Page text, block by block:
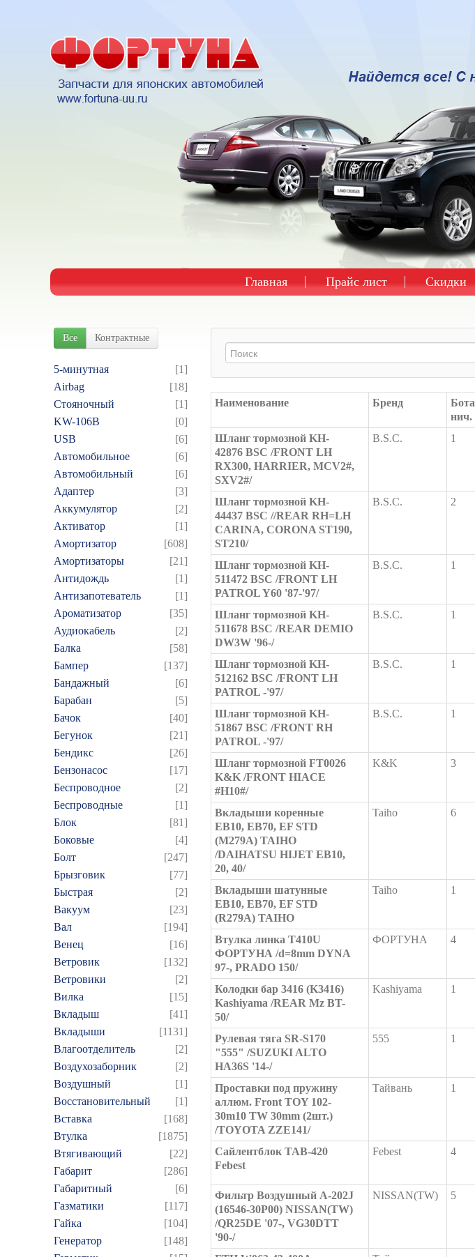
Главная Прайс лист Скидки
Все Контрактные
5-минутная
[1]
Airbag
[18]
Cтояночный
[1]
KW-106B
[0]
USB
[6]
Автомобильное
[6]
Автомобильный
[6]
Адаптер
[3]
Аккумулятор
[2]
Активатор
[1]
Амортизатор
[608]
Амортизаторы
[21]
Антидождь
[1]
Антизапотеватель
[1]
Ароматизатор
[35]
Аудиокабель
[2]
Балка
[58]
Бампер
[137]
Бандажный
[6]
Барабан
[5]
Бачок
[40]
Бегунок
[21]
Бендикс
[26]
Бензонасос
[17]
Беспроводное
[2]
Беспроводные
[1]
Блок
[81]
Боковые
[4]
Болт
[247]
Брызговик
[77]
Быстрая
[2]
Вакуум
[23]
Вал
[194]
Венец
[16]
Ветровик
[132]
Ветровики
[2]
Вилка
[15]
Вкладыш
[41]
Вкладыши
[1131]
Влагоотделитель
[2]
Воздухозаборник
[2]
Воздушный
[1]
Восстановительный
[1]
Вставка
[168]
Втулка
[1875]
Втягивающий
[22]
Габарит
[286]
Габаритный
[6]
Газматики
[117]
Гайка
[104]
Генератор
[148]
Наименование Бренд
Бота
нич.
Шланг тормозной KH-
42876 BSC /FRONT LH
RX300, HARRIER, MCV2#,
SXV2#/
B.S.C. 1
Шланг тормозной KH-
44437 BSC //REAR RH=LH
CARINA, CORONA ST190,
ST210/
B.S.C. 2
Шланг тормозной KH-
511472 BSC /FRONT LH
PATROL Y60 '87-'97/
B.S.C. 1
Шланг тормозной KH-
511678 BSC /REAR DEMIO
DW3W '96-/
B.S.C. 1
Шланг тормозной KH-
512162 BSC /FRONT LH
PATROL -'97/
B.S.C. 1
Шланг тормозной KH-
51867 BSC /FRONT RH
PATROL -'97/
B.S.C. 1
Шланг тормозной FT0026
K&K /FRONT HIACE
#H10#/
K&K 3
Вкладыши коренные
EB10, EB70, EF STD
(M279A) TAIHO
/DAIHATSU HIJET EB10,
20, 40/
Taiho 6
Вкладыши шатунные
EB10, EB70, EF STD
(R279A) TAIHO
Taiho 1
Втулка линка T410U
ФОРТУНА /d=8mm DYNA
97-, PRADO 150/
ФОРТУНА 4
Колодки бар 3416 (K3416)
Kashiyama /REAR Mz BT-
50/
Kashiyama 1
Рулевая тяга SR-S170
"555" /SUZUKI ALTO
HA36S '14-/
555 1
Проставки под пружину
аллюм. Front TOY 102-
30m10 TW 30mm (2шт.)
/TOYOTA ZZE141/
Тайвань 1
Сайлентблок TAB-420
Febest
Febest 4
Фильтр Воздушный A-202J
(16546-30P00) NISSAN(TW)
/QR25DE '07-, VG30DTT
'90-/
NISSAN(TW) 5